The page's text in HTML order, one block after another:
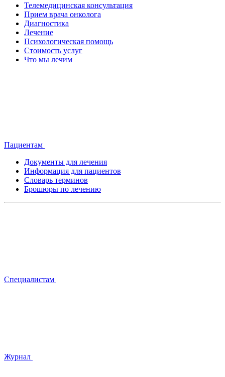
Телемедицинская консультация
Прием врача онколога
Диагностика
Лечение
Психологическая помощь
Стоимость услуг
Что мы лечим
Пациентам
Документы для лечения
Информация для пациентов
Словарь терминов
Брошюры по лечению
Специалистам
Журнал